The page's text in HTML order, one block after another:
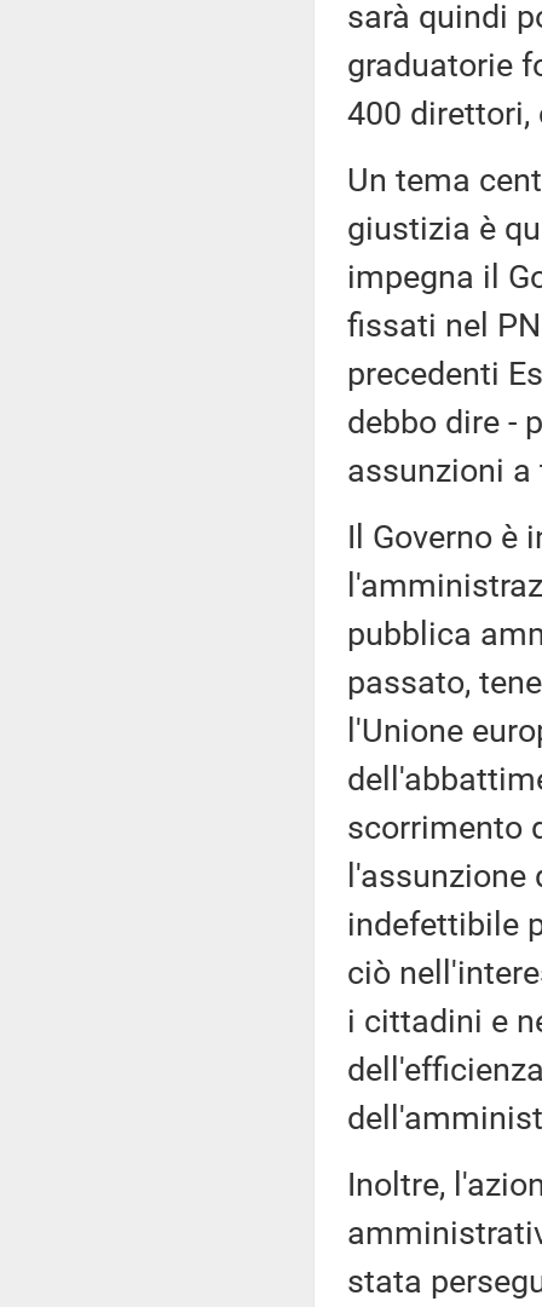
sarà quindi
graduatorie
400 direttori,
Un tema
giustizia è
impegna il
fissati nel
precedenti
debbo dire -
assunzioni
Il Governo è
pubblica
passato,
l'Unione
scorrimento
indefettibile
ciò
i cittadini e
Inoltre,
stata